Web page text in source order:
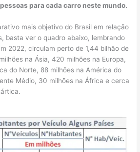
para cada carro neste mundo.
mais objetivo do Brasil em relação
basta ver o quadro abaixo, lembrando
2022, circulam perto de 1,44 bilhão de
na Ásia, 420 milhões na Europa,
do Norte, 88 milhões na América do
Médio, 30 milhões na África e cerca